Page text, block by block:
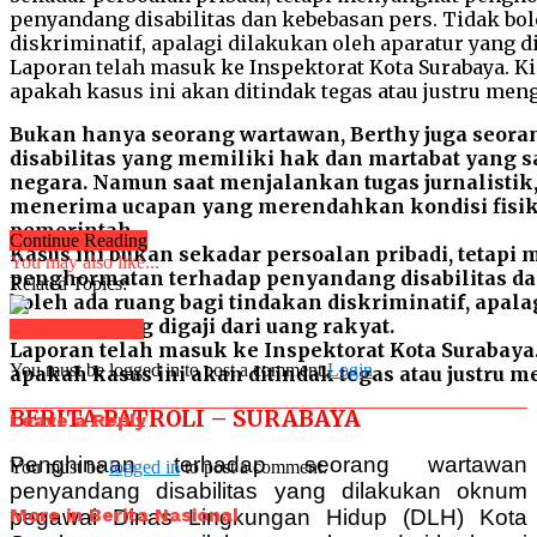
Bukan hanya seorang wartawan, Berthy juga
disabilitas yang memiliki hak dan martabat yang
negara. Namun saat menjalankan tugas
menerima ucapan yang merendahkan kondisi
pemerintah.
Kasus ini bukan sekadar persoalan pribadi, tetapi
penghormatan terhadap penyandang disabilitas
boleh ada ruang bagi tindakan diskriminatif,
aparatur yang digaji dari uang rakyat.
Laporan telah masuk ke Inspektorat Kota
apakah kasus ini akan ditindak tegas atau justru
BERITA PATROLI – SURABAYA
Penghinaan terhadap seorang wartawan
penyandang disabilitas yang dilakukan oknum
pegawai Dinas Lingkungan Hidup (DLH) Kota
Continue Reading
You may also like...
Related Topics:
You must be logged in to post a commentLogin
Leave a Reply
You must belogged into post a comment.
More in Berita Nasional